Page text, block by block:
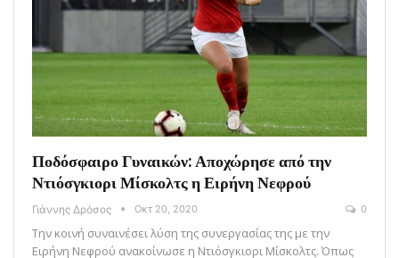
Ποδόσφαιρο Γυναικών: Αποχώρησε από την
Ντιόσγκιορι Μίσκολτς η Ειρήνη Νεφρού
Γιάννης Δρόσος Οκτ 20, 2020 0
Την κοινή συναινέσει λύση της συνεργασίας της με την
Ειρήνη Νεφρού ανακοίνωσε η Ντιόσγκιορι Μίσκολτς. Όπως